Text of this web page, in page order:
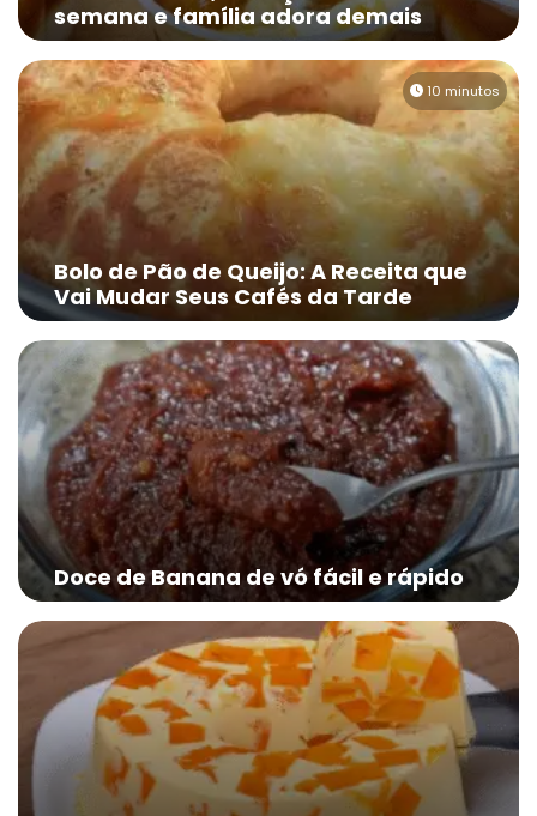
semana e família adora demais
10 minutos
Bolo de Pão de Queijo: A Receita que
Vai Mudar Seus Cafés da Tarde
Doce de Banana de vó fácil e rápido